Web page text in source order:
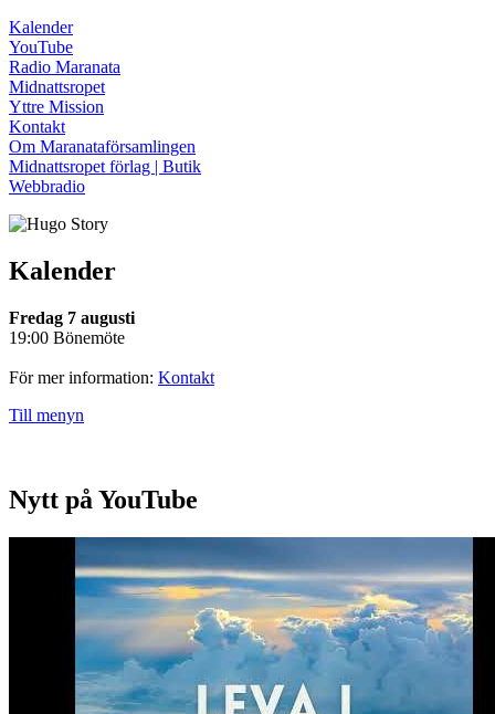
Kalender
YouTube
Radio Maranata
Midnattsropet
Yttre Mission
Kontakt
Om Maranataförsamlingen
Midnattsropet förlag | Butik
Webbradio
Kalender
Fredag 7 augusti
19:00 Bönemöte
För mer information: Kontakt
Till menyn
Nytt på YouTube